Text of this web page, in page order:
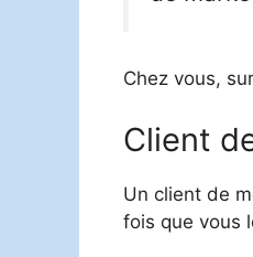
Chez vous,
Client
Un client de
fois que vous